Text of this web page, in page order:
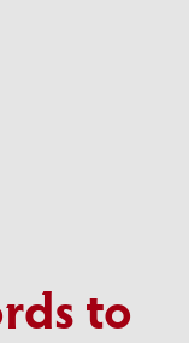
to